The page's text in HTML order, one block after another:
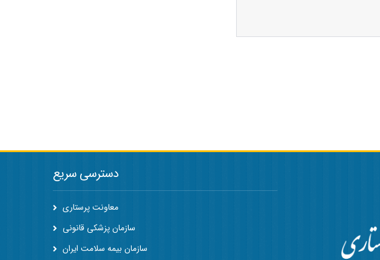
دسترسی سریع
معاونت پرستاری
سازمان پزشکی قانونی
سازمان بیمه سلامت ایران